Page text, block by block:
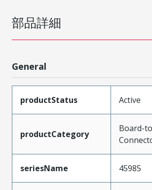
部品詳細
General
productStatus Active
productCategory
Board-
seriesName 45985